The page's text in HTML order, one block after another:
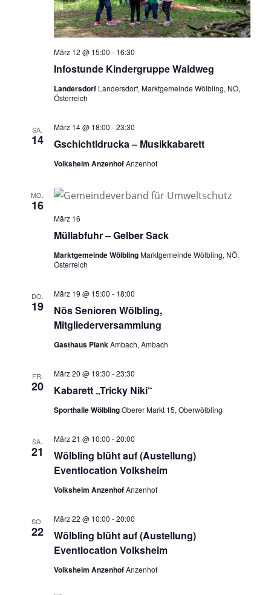
Infostunde Kindergruppe Waldweg
März 12 @ 15:00 - 16:30
Landersdorf Landersdorf, Marktgemeinde Wölbling, NÖ,
Österreich
SA.
14 Gschichtldrucka – Musikkabarett
März 14 @ 18:00 -23:30
Volksheim AnzenhofAnzenhof
MO.
16
Müllabfuhr – Gelber Sack
März 16
Marktgemeinde WölblingMarktgemeinde Wölbling, NÖ,
Österreich
DO.
19
Nös Senioren Wölbling,
Mitgliederversammlung
März 19 @ 15:00 - 18:00
Gasthaus PlankAmbach, Ambach
FR.
20 Kabarett „Tricky Niki“
März 20 @ 19:30 -23:30
Sporthalle WölblingOberer Markt 15, Oberwölbling
SA.
21
Wölbling blüht auf (Austellung)
Eventlocation Volksheim
März 21 @ 10:00 -20:00
Volksheim AnzenhofAnzenhof
SO.
22
Wölbling blüht auf (Austellung)
Eventlocation Volksheim
März 22 @ 10:00 -20:00
Volksheim AnzenhofAnzenhof